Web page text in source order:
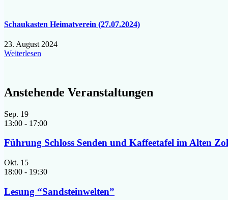
Schaukasten Heimatverein (27.07.2024)
23. August 2024
Weiterlesen
Anstehende Veranstaltungen
Sep. 19
13:00 - 17:00
Führung Schloss Senden und Kaffeetafel im Alten
Okt. 15
18:00 - 19:30
Lesung “Sandsteinwelten”